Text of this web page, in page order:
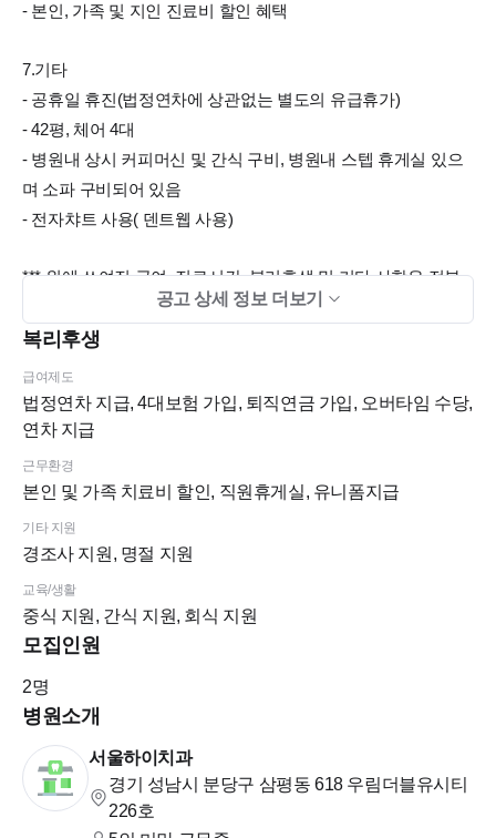
- 본인, 가족 및 지인 진료비 할인 혜택
7.기타
- 공휴일 휴진(법정연차에 상관없는 별도의 유급휴가)
- 42평, 체어 4대
- 병원내 상시 커피머신 및 간식 구비, 병원내 스텝 휴게실 있으
며 소파 구비되어 있음
- 전자챠트 사용( 덴트웹 사용)
*** 위에 쓰여진 급여, 진료시간, 복리후생 및 기타 사항은 전부
사실이며 현재 근무인원 모두 이 조건으로 100% 맞추어서 일하
고 있습니다. 여유롭게 일하는 분위기입니다.
은 관심 부탁드립니다. ^^ ****
공고 상세 정보 더보기
복리후생
급여제도
법정연차 지급, 4대보험 가입, 퇴직연금 가입, 오버타임 수당,
연차 지급
근무환경
본인 및 가족 치료비 할인, 직원휴게실, 유니폼지급
기타 지원
경조사 지원, 명절 지원
교육/생활
중식 지원, 간식 지원, 회식 지원
모집인원
2명
병원소개
서울하이치과
경기 성남시 분당구 삼평동 618 우림더블유시티
226호